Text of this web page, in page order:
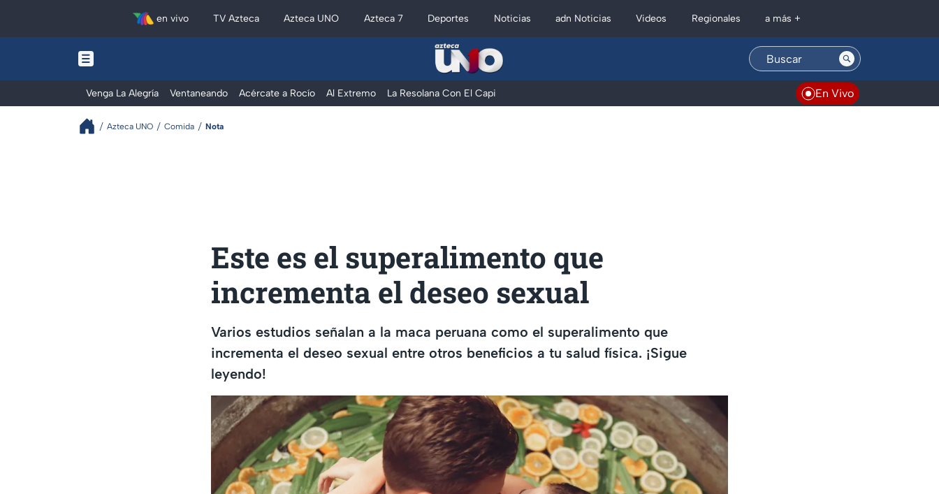
en vivo TV Azteca Azteca UNO Azteca 7 Deportes Noticias adn Noticias Videos Regionales a más +
Venga La Alegría Ventaneando Acércate a Rocío Al Extremo La Resolana Con El Capi En Vivo
Azteca UNO Comida Nota
Este es el superalimento que
incrementa el deseo sexual
Varios estudios señalan a la maca peruana como el superalimento que
incrementa el deseo sexual entre otros beneficios a tu salud física. ¡Sigue
leyendo!